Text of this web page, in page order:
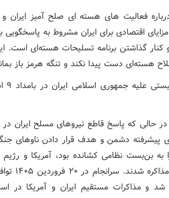
فعالیت های هسته ای صلح آمیز ایران
اقتصادی برای ایران مشروط به
کنار گذاشتن برنامه تسلیحات هسته‌ای است.
هسته‌ای دست پیدا نکند و تنگه هرمز باز
و در حالی که پاسخ قاطع نیروهای مسلح ایران
پیشرفته دشمن و هدف قرار دادن ناوهای
بن‌بست نظامی کشانده بود، آمریکا و رژیم
ناچار به
و مذاکرات مستقیم ایران و آمریکا در